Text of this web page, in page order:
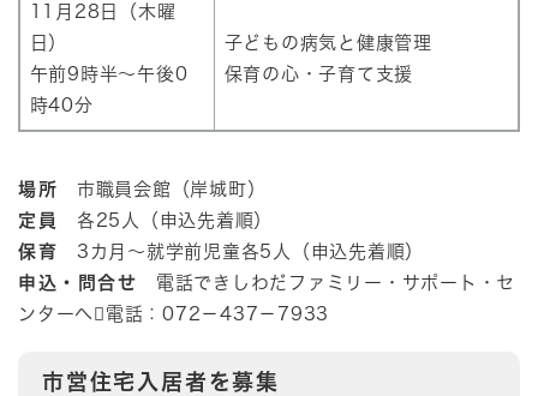
11月28日（木曜
日）
午前9時半～午後0
時40分
子どもの病気と健康管理
保育の心・子育て支援
場所 市職員会館（岸城町）
定員
各25人（申込先着順）
保育 3カ月～就学前児童各5人（申込先着順）
申込・問合せ 電話できしわだファミリー・サポート・セ
ンターへ電話：072－437－7933
市営住宅入居者を募集